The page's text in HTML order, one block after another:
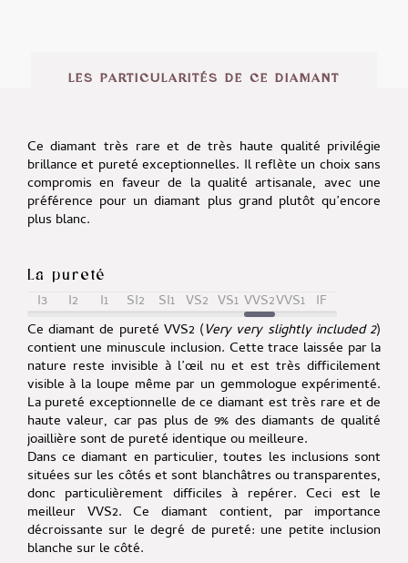
LES PARTICULARITÉS DE CE DIAMANT
Ce diamant très rare et de très haute qualité privilégie
brillance et pureté exceptionnelles. Il reflète un choix sans
compromis en faveur de la qualité artisanale, avec une
préférence pour un diamant plus grand plutôt qu’encore
plus blanc.
La pureté
I3 I2 I1 SI2 SI1 VS2 VS1 VVS2VVS1 IF
Ce diamant de pureté VVS2 (Very very slightly included 2)
contient une minuscule inclusion. Cette trace laissée par la
nature reste invisible à l’œil nu et est très difficilement
visible à la loupe même par un gemmologue expérimenté.
La pureté exceptionnelle de ce diamant est très rare et de
haute valeur, car pas plus de 9% des diamants de qualité
joaillière sont de pureté identique ou meilleure.
Dans ce diamant en particulier, toutes les inclusions sont
situées sur les côtés et sont blanchâtres ou transparentes,
donc particulièrement difficiles à repérer. Ceci est le
meilleur VVS2. Ce diamant contient, par importance
décroissante sur le degré de pureté: une petite inclusion
blanche sur le côté.